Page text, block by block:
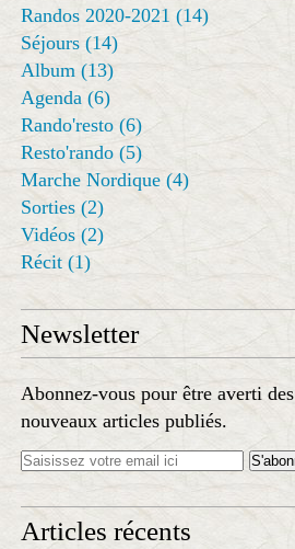
Randos 2020-2021 (14)
Séjours (14)
Album (13)
Agenda (6)
Rando'resto (6)
Resto'rando (5)
Marche Nordique (4)
Sorties (2)
Vidéos (2)
Récit (1)
Newsletter
Abonnez-vous pour être averti des
nouveaux articles publiés.
Articles récents